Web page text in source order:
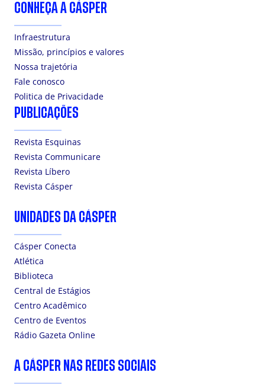
CONHEÇA A CÁSPER
Infraestrutura
Missão, princípios e valores
Nossa trajetória
Fale conosco
Politica de Privacidade
PUBLICAÇÕES
Revista Esquinas
Revista Communicare
Revista Líbero
Revista Cásper
UNIDADES DA CÁSPER
Cásper Conecta
Atlética
Biblioteca
Central de Estágios
Centro Acadêmico
Centro de Eventos
Rádio Gazeta Online
A CÁSPER NAS REDES SOCIAIS